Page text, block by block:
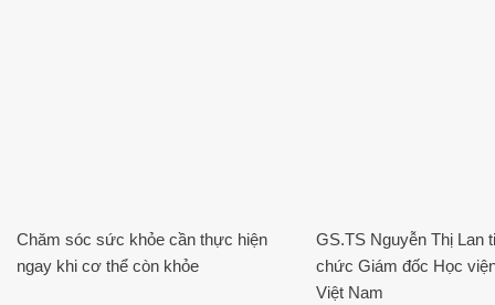
Chăm sóc sức khỏe cần thực hiện
ngay khi cơ thể còn khỏe
GS.TS Nguyễn Thị Lan
chức Giám đốc Học
Việt Nam